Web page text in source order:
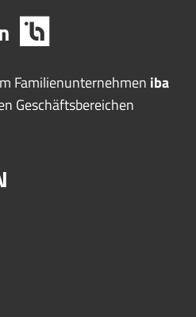
Familienunternehmen iba
Geschäftsbereichen